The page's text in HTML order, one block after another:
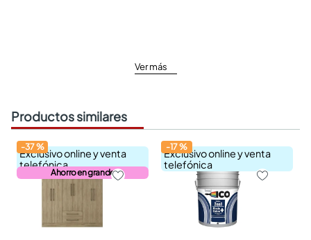
Ver más
Productos similares
Exclusivo online y venta
telefónica
Ahorro en grande
-37%
Exclusivo online y venta
telefónica
-17%